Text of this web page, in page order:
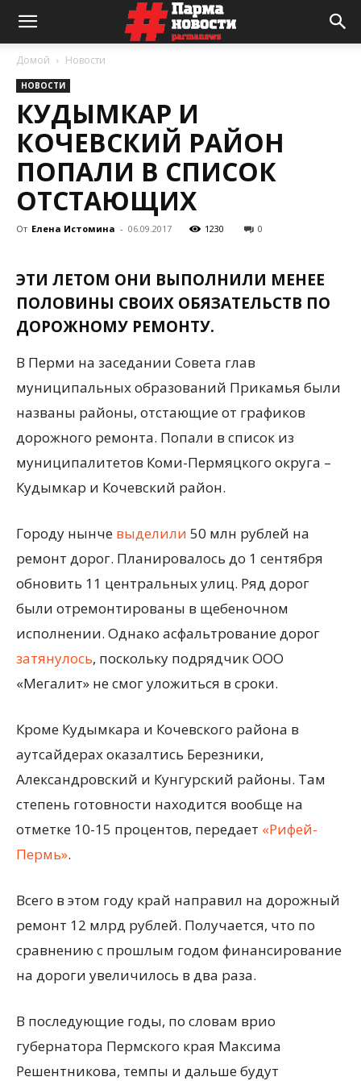
Домой Новости
НОВОСТИ
КУДЫМКАР И
КОЧЕВСКИЙ РАЙОН
ПОПАЛИ В СПИСОК
ОТСТАЮЩИХ
От Елена Истомина - 06.09.2017 1230 0
ЭТИ ЛЕТОМ ОНИ ВЫПОЛНИЛИ МЕНЕЕ
ПОЛОВИНЫ СВОИХ ОБЯЗАТЕЛЬСТВ ПО
ДОРОЖНОМУ РЕМОНТУ.
В Перми на заседании Совета глав
муниципальных образований Прикамья были
названы районы, отстающие от графиков
дорожного ремонта. Попали в список из
муниципалитетов Коми-Пермяцкого округа –
Кудымкар и Кочевский район.
Городу нынче выделили 50 млн рублей на
ремонт дорог. Планировалось до 1 сентября
обновить 11 центральных улиц. Ряд дорог
были отремонтированы в щебеночном
исполнении. Однако асфальтрование дорог
затянулось, поскольку подрядчик ООО
«Мегалит» не смог уложиться в сроки.
Кроме Кудымкара и Кочевского района в
аутсайдерах оказалтись Березники,
Александровский и Кунгурский районы. Там
степень готовности находится вообще на
отметке 10-15 процентов, передает «Рифей-
Пермь».
Всего в этом году край направил на дорожный
ремонт 12 млрд рублей. Получается, что по
сравнению с прошлым годом финансирование
на дороги увеличилось в два раза.
В последующие годы, по словам врио
губернатора Пермского края Максима
Решентникова, темпы и дальше будут